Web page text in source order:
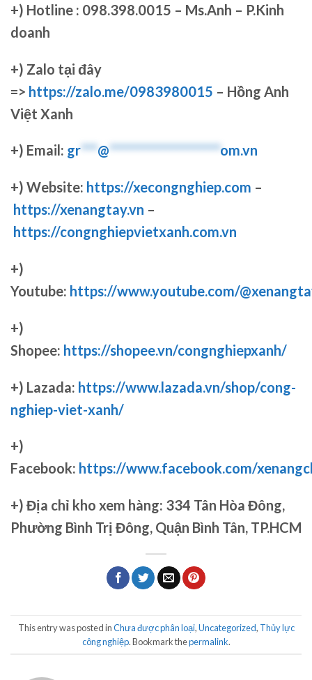
+) Hotline : 098.398.0015 – Ms.Anh – P.Kinh
doanh
+) Zalo tại đây
=> https://zalo.me/0983980015 – Hồng Anh
Việt Xanh
+) Email: gr***@********************om.vn
+) Website: https://xecongnghiep.com –
https://xenangtay.vn –
https://congnghiepvietxanh.com.vn
+)
Youtube: https://www.youtube.com/
+)
Shopee: https://shopee.vn/congnghiepxanh/
+) Lazada: https://www.lazada.vn/shop/cong-
nghiep-viet-xanh/
+)
Facebook: https://www.facebook.com/
+) Địa chỉ kho xem hàng: 334 Tân Hòa Đông,
Phường Bình Trị Đông, Quận Bình Tân, TP.HCM
This entry was posted inChưa được phân loại,Uncategorized, Thủy lực
công nghiệp. Bookmark thepermalink.